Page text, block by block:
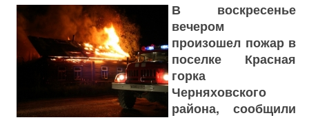
В воскресенье
вечером
произошел пожар в
поселке Красная
горка
Черняховского
района, сообщили